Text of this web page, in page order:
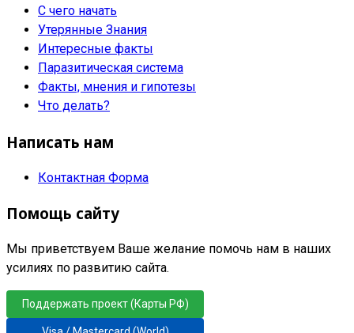
С чего начать
Утерянные Знания
Интересные факты
Паразитическая система
Факты, мнения и гипотезы
Что делать?
Написать нам
Контактная Форма
Помощь сайту
Мы приветствуем Ваше желание помочь нам в наших
усилиях по развитию сайта.
Поддержать проект (Карты РФ)